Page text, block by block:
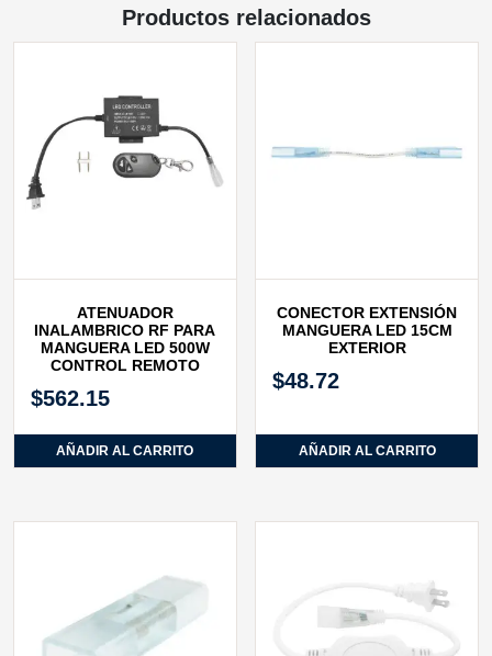
Productos relacionados
ATENUADOR
INALAMBRICO RF PARA
MANGUERA LED 500W
CONTROL REMOTO
$562.15
AÑADIR AL CARRITO
CONECTOR EXTENSIÓN
MANGUERA LED 15CM
EXTERIOR
$48.72
AÑADIR AL CARRITO